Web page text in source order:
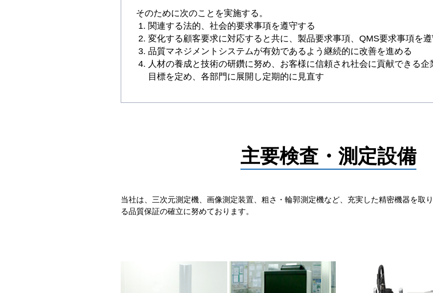
そのために次のことを実施する。
関連する法的、社会的要求事項を遵守する
変化する顧客要求に対応すると共に、製品要求事項、QMS要求事項を
品質マネジメントシステムが有効であるよう継続的に改善を進める
人材の養成と技術の研鑽に努め、お客様に信頼され社会に貢献できる
目標を定め、各部門に展開し定期的に見直す
主要検査・測定設備
当社は、三次元測定機、画像測定装置、粗さ・輪郭測定機など、充実した精密機器を取
る品質保証の確立に努めております。